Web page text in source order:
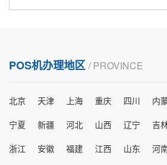
POS机办理地区 / PROVINCE
北京 天津 上海 重庆 四川 内
宁夏
新疆 河北 山西 辽宁 吉
浙江
安徽 福建 江西 山东 河